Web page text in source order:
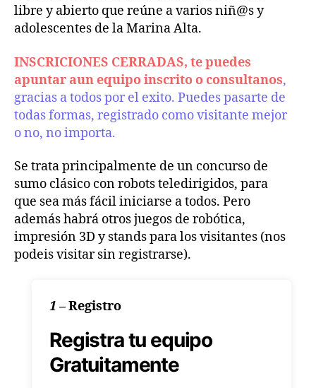
libre y abierto que reúne a varios niñ@s y
adolescentes de la Marina Alta.
INSCRICIONES CERRADAS, te puedes
apuntar aun equipo inscrito o consultanos,
gracias a todos por el exito. Puedes pasarte de
todas formas, registrado como visitante mejor
o no, no importa.
Se trata principalmente de un concurso de
sumo clásico con robots teledirigidos, para
que sea más fácil iniciarse a todos. Pero
además habrá otros juegos de robótica,
impresión 3D y stands para los visitantes (nos
podeis visitar sin registrarse).
1 –Registro
Registra tu equipo
Gratuitamente